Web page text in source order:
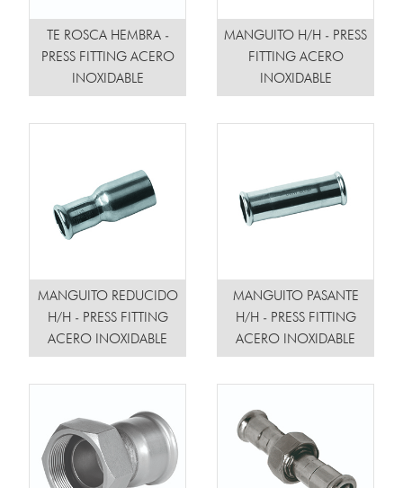
TE ROSCA HEMBRA -
PRESS FITTING ACERO
INOXIDABLE
MANGUITO H/H - PRESS
FITTING ACERO
INOXIDABLE
MANGUITO REDUCIDO
H/H - PRESS FITTING
ACERO INOXIDABLE
MANGUITO PASANTE
H/H - PRESS FITTING
ACERO INOXIDABLE